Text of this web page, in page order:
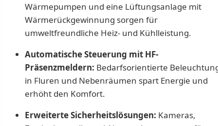
Wärmepumpen und eine Lüftungsanlage mit
Wärmerückgewinnung sorgen für
umweltfreundliche Heiz- und Kühlleistung.
Automatische Steuerung mit HF-
Präsenzmeldern: Bedarfsorientierte
in Fluren und Nebenräumen spart Energie und
erhöht den Komfort.
Erweiterte Sicherheitslösungen: Kameras,